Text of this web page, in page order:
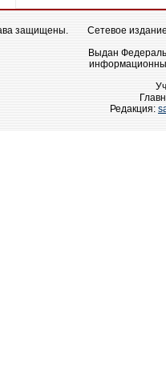
защищены.
Сетевое
Выдан
Редакция: